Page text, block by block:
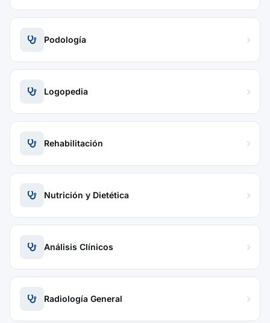
Podología
Logopedia
Rehabilitación
Nutrición y Dietética
Análisis Clínicos
Radiología General